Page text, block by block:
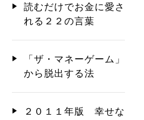
読むだけでお金に愛さ
れる２２の言葉
「ザ・マネーゲーム」
から脱出する法
２０１１年版 幸せな